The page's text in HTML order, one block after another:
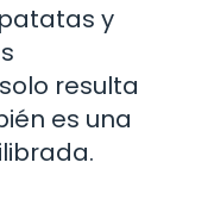
y
resulta
es una